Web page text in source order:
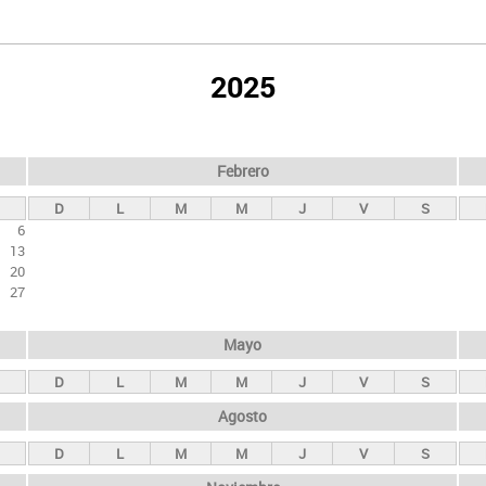
2025
6
13
20
27
Febrero
D L M M J V S
Mayo
D L M M J V S
Agosto
D L M M J V S